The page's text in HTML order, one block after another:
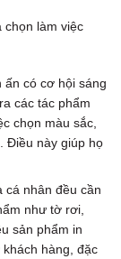
chọn làm việc
ấn có cơ hội sáng
các tác phẩm
chọn màu sắc,
Điều này giúp họ
cá nhân đều cần
như tờ rơi,
sản phẩm in
hàng, đặc